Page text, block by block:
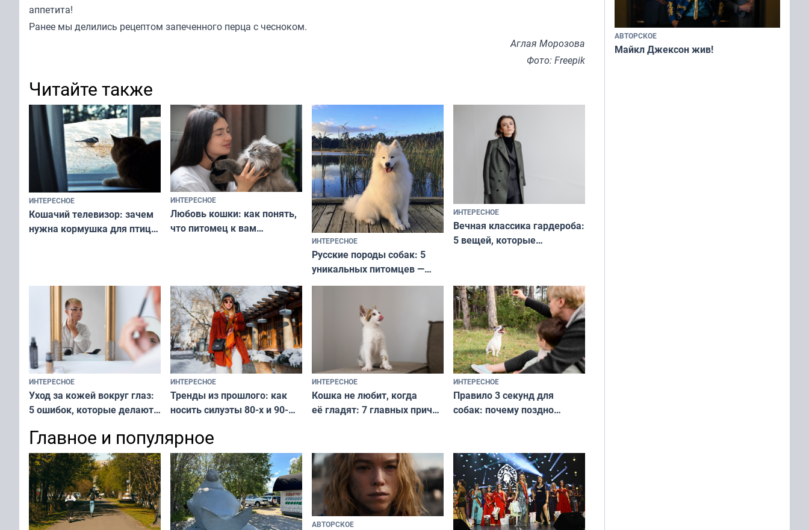
аппетита!
Ранее мы делились рецептом запеченного перца с чесноком.
Аглая Морозова
Фото: Freepik
Читайте также
ИНТЕРЕСНОЕ
Кошачий телевизор: зачем
нужна кормушка для птиц
ИНТЕРЕСНОЕ
Любовь кошки: как понять,
что питомец к вам
ИНТЕРЕСНОЕ
Русские породы собак: 5
уникальных питомцев —
национальные сокровища
и характером
ИНТЕРЕСНОЕ
Вечная классика гардероба:
5 вещей, которые
и актуально в любой сезон
ИНТЕРЕСНОЕ
Уход за кожей вокруг глаз:
5 ошибок, которые делают
и вернуть свежий взгляд
без дорогих средств
ИНТЕРЕСНОЕ
Тренды из прошлого: как
носить силуэты 80-х и 90-
современно и стильно без
переплат
ИНТЕРЕСНОЕ
Кошка не любит, когда
её гладят: 7 главных причин
независимому питомцу
ИНТЕРЕСНОЕ
Правило 3 секунд для
собак: почему поздно
питомцу всё сразу и без
криков
Главное и популярное
АВТОРСКОЕ
АВТОРСКОЕ
Майкл Джексон жив!